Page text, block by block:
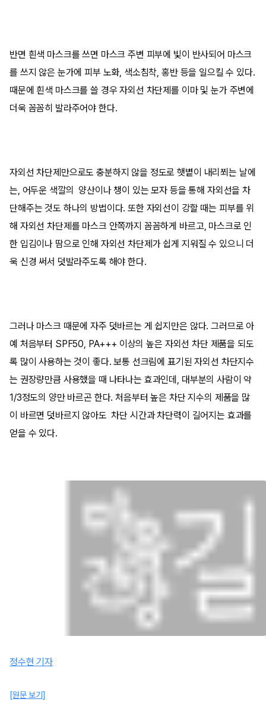
반면 흰색 마스크를 쓰면 마스크 주변 피부에 빛이 반사되어 마스크
를 쓰지 않은 눈가에 피부 노화, 색소침착, 홍반 등을 일으킬 수 있다.
때문에 흰색 마스크를 쓸 경우 자외선 차단제를 이마 및 눈가 주변에
더욱 꼼꼼히 발라주어야 한다.
자외선 차단제만으로도 충분하지 않을 정도로 햇볕이 내리쬐는 날에
는, 어두운 색깔의 양산이나 챙이 있는 모자 등을 통해 자외선을 차
단해주는 것도 하나의 방법이다. 또한 자외선이 강할 때는 피부를 위
해 자외선 차단제를 마스크 안쪽까지 꼼꼼하게 바르고, 마스크로 인
한 입김이나 땀으로 인해 자외선 차단제가 쉽게 지워질 수 있으니 더
욱 신경 써서 덧발라주도록 해야 한다.
그러나 마스크 때문에 자주 덧바르는 게 쉽지만은 않다. 그러므로 아
예 처음부터 SPF50, PA+++ 이상의 높은 자외선 차단 제품을 되도
록 많이 사용하는 것이 좋다. 보통 선크림에 표기된 자외선 차단지수
는 권장량만큼 사용했을 때 나타나는 효과인데, 대부분의 사람이 약
1/3정도의 양만 바르곤 한다. 처음부터 높은 차단 지수의 제품을 많
이 바르면 덧바르지 않아도 차단 시간과 차단력이 길어지는 효과를
얻을 수 있다.
정수현 기자
[원문 보기]